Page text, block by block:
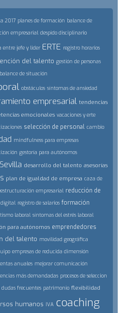
2017 planes de formación balance de
empresarial despido disciplinario
entre jefe y lider ERTE registro horarios
del talento gestión de personas
balance de situación
obstáculos síntomas de ansiedad
empresarial tendencias
emocionales vacaciones y erte
selección de personal cambio
mindfulness para empresas
gestoría para autónomos
desarrollo del talento asesorías
plan de igualdad de empresa caza de
empresarial reducción de
digital registro de salarios formación
laboral síntomas del estrés laboral
para autónomos emprendedores
del talento movilidad geográfica
empresas de reducida dimensión
anuales mejorar comunicación
más demandadas procesos de seleccion
dudas frecuentes patrimonio flexibilidad
humanos IVA coaching